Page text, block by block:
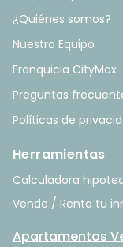
¿Quiénes somos?
Nuestro Equipo
Franquicia CityMax
Preguntas
Políticas de
Herramientas
Calculadora
Vende / Renta tu
Apartamentos